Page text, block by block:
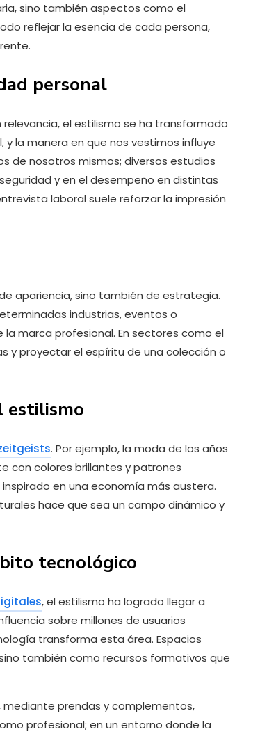
sino también aspectos como el
reflejar la esencia de cada persona,
personal
el estilismo se ha transformado
la manera en que nos vestimos influye
de nosotros mismos; diversos estudios
y en el desempeño en distintas
laboral suele reforzar la impresión
apariencia, sino también de estrategia.
industrias, eventos o
marca profesional. En sectores como el
y proyectar el espíritu de una colección o
estilismo
. Por ejemplo, la moda de los años
con colores brillantes y patrones
en una economía más austera.
hace que sea un campo dinámico y
tecnológico
, el estilismo ha logrado llegar a
sobre millones de usuarios
transforma esta área. Espacios
también como recursos formativos que
mediante prendas y complementos,
profesional; en un entorno donde la